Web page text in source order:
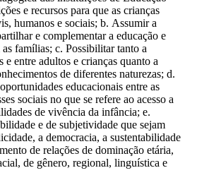
e recursos para que as crianças
humanos e sociais; b. Assumir a
e complementar a educação e
famílias; c. Possibilitar tanto a
entre adultos e crianças quanto a
de diferentes naturezas; d.
educacionais entre as
sociais no que se refere ao acesso a
de vivência da infância; e.
e de subjetividade que sejam
a democracia, a sustentabilidade
de relações de dominação etária,
de gênero, regional, linguística e